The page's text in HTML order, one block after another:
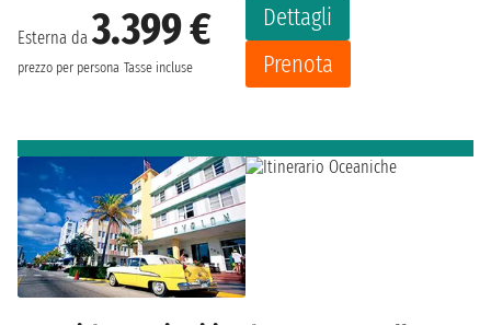
Esterna da3.399 €
prezzo per persona Tasse incluse
Dettagli
Prenota